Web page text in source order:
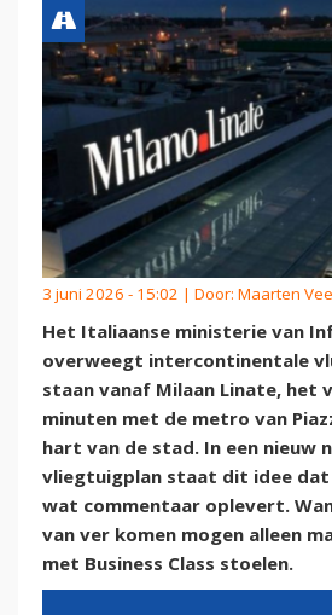
3 juni 2026 - 15:02 | Door: Maarten
Het Italiaanse ministerie van
overweegt intercontinentale
staan vanaf Milaan Linate, het
minuten met de metro van
hart van de stad. In een nieuw
vliegtuigplan staat dit idee
wat commentaar oplevert.
van ver komen mogen alleen
met Business Class stoelen.